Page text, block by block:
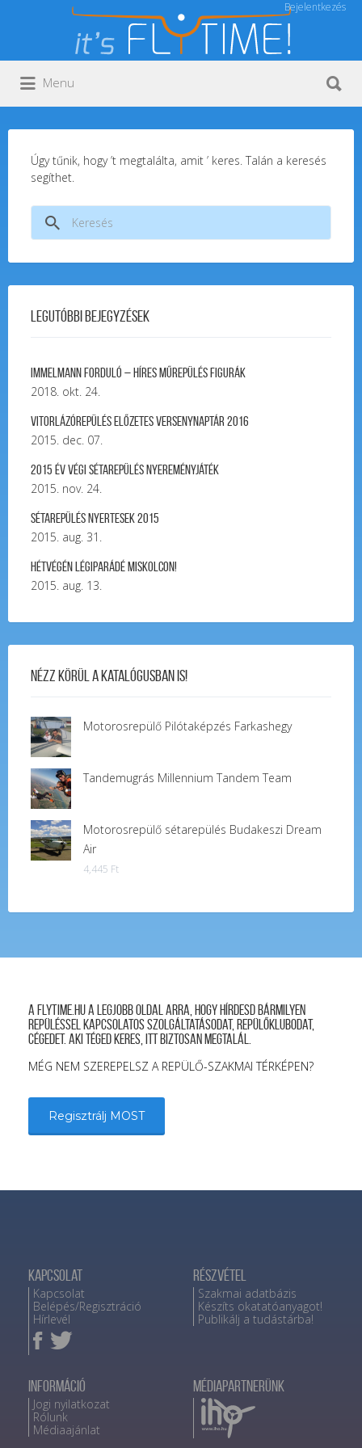
Bejelentkezés
Keresés:
Menu
Úgy tűnik, hogy ’t megtalálta, amit ’ keres. Talán a keresés
segíthet.
Keresés:
Legutóbbi bejegyzések
Immelmann forduló – Híres Műrepülés Figurák
2018. okt. 24.
Vitorlázórepülés ELŐZETES VERSENYNAPTÁR 2016
2015. dec. 07.
2015 év végi sétarepülés nyereményjáték
2015. nov. 24.
Sétarepülés nyertesek 2015
2015. aug. 31.
Hétvégén légiparádé Miskolcon!
2015. aug. 13.
Nézz körül a katalógusban is!
Motorosrepülő Pilótaképzés Farkashegy
Tandemugrás Millennium Tandem Team
Motorosrepülő sétarepülés Budakeszi Dream
Air
4,445 Ft
A FLYTIME.HU a legjobb oldal arra, hogy hírdesd bármilyen
repüléssel kapcsolatos szolgáltatásodat, repülőklubodat,
cégedet. Aki téged keres, itt biztosan megtalál.
MÉG NEM SZEREPELSZ A REPÜLŐ-SZAKMAI TÉRKÉPEN?
Regisztrálj MOST
Kapcsolat
Kapcsolat
Belépés/Regisztráció
Hírlevél
Részvétel
Szakmai adatbázis
Készíts okatatóanyagot!
Publikálj a tudástárba!
Információ
Jogi nyilatkozat
Rólunk
Médiaajánlat
Médiapartnerünk